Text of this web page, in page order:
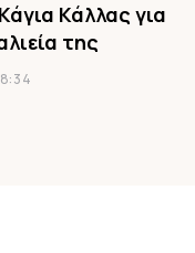
Κάλλας για
της